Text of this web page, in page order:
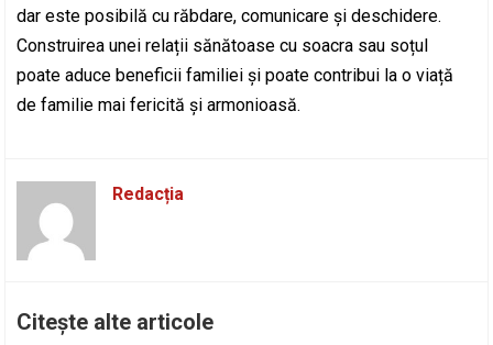
dar este posibilă cu răbdare, comunicare și deschidere.
Construirea unei relații sănătoase cu soacra sau soțul
poate aduce beneficii familiei și poate contribui la o viață
de familie mai fericită și armonioasă.
Redacția
Citește alte articole